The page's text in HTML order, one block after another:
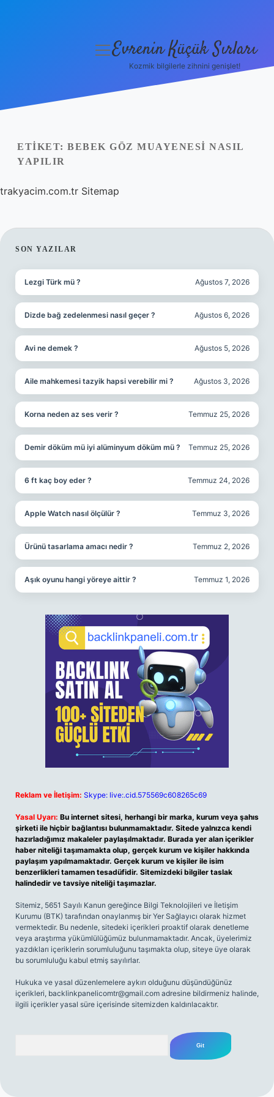
Yasal Uyarı
menüyü
Evrenin Küçük Sırları
Kozmik bilgilerle zihnini genişlet!
ETIKET: BEBEK GÖZ MUAYENESI NASIL
YAPILIR
trakyacim.com.tr Sitemap
SIDEBAR
SON YAZILAR
Lezgi Türk mü ? Ağustos 7, 2026
Dizde bağ zedelenmesi nasıl geçer ? Ağustos 6, 2026
Avi ne demek ? Ağustos 5, 2026
Aile mahkemesi tazyik hapsi verebilir mi ? Ağustos 3, 2026
Korna neden az ses verir ? Temmuz 25, 2026
Demir döküm mü iyi alüminyum döküm mü ? Temmuz 25, 2026
6 ft kaç boy eder ? Temmuz 24, 2026
Apple Watch nasıl ölçülür ? Temmuz 3, 2026
Ürünü tasarlama amacı nedir ? Temmuz 2, 2026
Aşık oyunu hangi yöreye aittir ? Temmuz 1, 2026
Reklam ve İletişim: Skype: live:.cid.575569c608265c69
Yasal Uyarı: Bu internet sitesi, herhangi bir marka, kurum veya şahıs
şirketi ile hiçbir bağlantısı bulunmamaktadır. Sitede yalnızca kendi
hazırladığımız makaleler paylaşılmaktadır. Burada yer alan içerikler
haber niteliği taşımamakta olup, gerçek kurum ve kişiler hakkında
paylaşım yapılmamaktadır. Gerçek kurum ve kişiler ile isim
benzerlikleri tamamen tesadüfidir. Sitemizdeki bilgiler taslak
halindedir ve tavsiye niteliği taşımazlar.
Sitemiz, 5651 Sayılı Kanun gereğince Bilgi Teknolojileri ve İletişim
Kurumu (BTK) tarafından onaylanmış bir Yer Sağlayıcı olarak hizmet
vermektedir. Bu nedenle, sitedeki içerikleri proaktif olarak denetleme
veya araştırma yükümlülüğümüz bulunmamaktadır. Ancak, üyelerimiz
yazdıkları içeriklerin sorumluluğunu taşımakta olup, siteye üye olarak
bu sorumluluğu kabul etmiş sayılırlar.
Hukuka ve yasal düzenlemelere aykırı olduğunu düşündüğünüz
içerikleri, backlinkpanelicomtr@gmail.com adresine bildirmeniz halinde,
ilgili içerikler yasal süre içerisinde sitemizden kaldırılacaktır.